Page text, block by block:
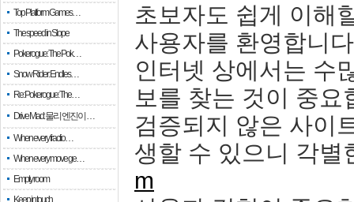
Top Platform Games…
The speed in Slope
Pokerogue: The Pok…
Snow Rider: Endles…
Re: Pokerogue: The…
Drive Mad: 물리 엔진이 …
When every fractio…
When every move ge…
Empty room
Keep in touch
초보자도 쉽게 이해
사용자를 환영합니
인터넷 상에서는 수
보를 찾는 것이 중요
검증되지 않은 사이
생할 수 있으니 각
m